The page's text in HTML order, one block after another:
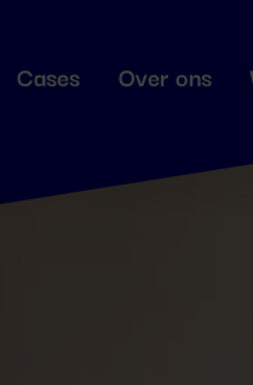
Cases Over ons